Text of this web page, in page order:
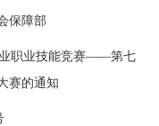
保障部
业职业技能竞赛——第七
赛的通知